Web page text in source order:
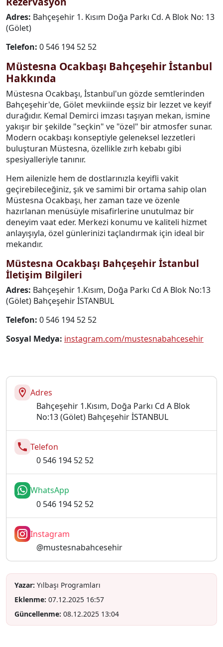
Adres: Bahçeşehir 1. Kısım Doğa Parkı Cd. A Blok No: 13
(Gölet)
Telefon: 0 546 194 52 52
Müstesna Ocakbaşı Bahçeşehir İstanbul
Hakkında
Müstesna Ocakbaşı, İstanbul'un gözde semtlerinden
Bahçeşehir'de, Gölet mevkiinde eşsiz bir lezzet ve keyif
durağıdır. Kemal Demirci imzası taşıyan mekan, ismine
yakışır bir şekilde "seçkin" ve "özel" bir atmosfer sunar.
Modern ocakbaşı konseptiyle geleneksel lezzetleri
buluşturan Müstesna, özellikle zırh kebabı gibi
spesiyalleriyle tanınır.
Hem ailenizle hem de dostlarınızla keyifli vakit
geçirebileceğiniz, şık ve samimi bir ortama sahip olan
Müstesna Ocakbaşı, her zaman taze ve özenle
hazırlanan menüsüyle misafirlerine unutulmaz bir
deneyim vaat eder. Merkezi konumu ve kaliteli hizmet
anlayışıyla, özel günlerinizi taçlandırmak için ideal bir
mekandır.
Müstesna Ocakbaşı Bahçeşehir İstanbul
İletişim Bilgileri
Adres: Bahçeşehir 1.Kısım, Doğa Parkı Cd A Blok No:13
(Gölet) Bahçeşehir İSTANBUL
Telefon: 0 546 194 52 52
Sosyal Medya: instagram.com/mustesnabahcesehir
Adres
Bahçeşehir 1.Kısım, Doğa Parkı Cd A Blok
No:13 (Gölet) Bahçeşehir İSTANBUL
Telefon
0 546 194 52 52
WhatsApp
0 546 194 52 52
Instagram
@mustesnabahcesehir
Yazar: Yılbaşı Programları
Eklenme: 07.12.2025 16:57
Güncellenme: 08.12.2025 13:04